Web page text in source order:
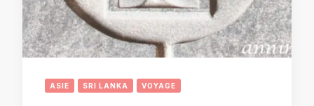
ASIE SRI LANKA VOYAGE